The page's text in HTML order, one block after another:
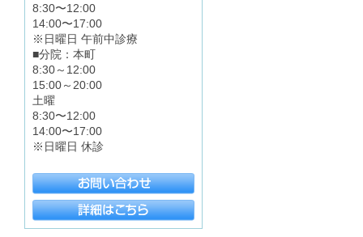
8:30〜12:00
14:00〜17:00
※日曜日 午前中診療
■分院：本町
8:30～12:00
15:00～20:00
土曜
8:30〜12:00
14:00〜17:00
※日曜日 休診